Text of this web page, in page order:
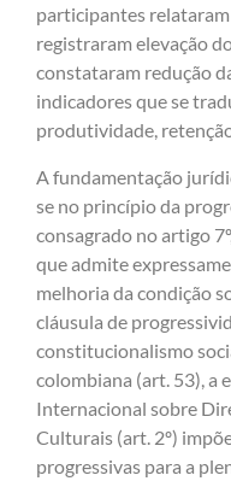
participantes
registraram elevação
constataram redução
indicadores que se
produtividade,
A fundamentação
se no princípio da
consagrado no artigo 7º,
que admite
melhoria da condição
cláusula de
constitucionalismo
colombiana (art. 53), a
Internacional sobre
Culturais (art. 2º)
progressivas para a